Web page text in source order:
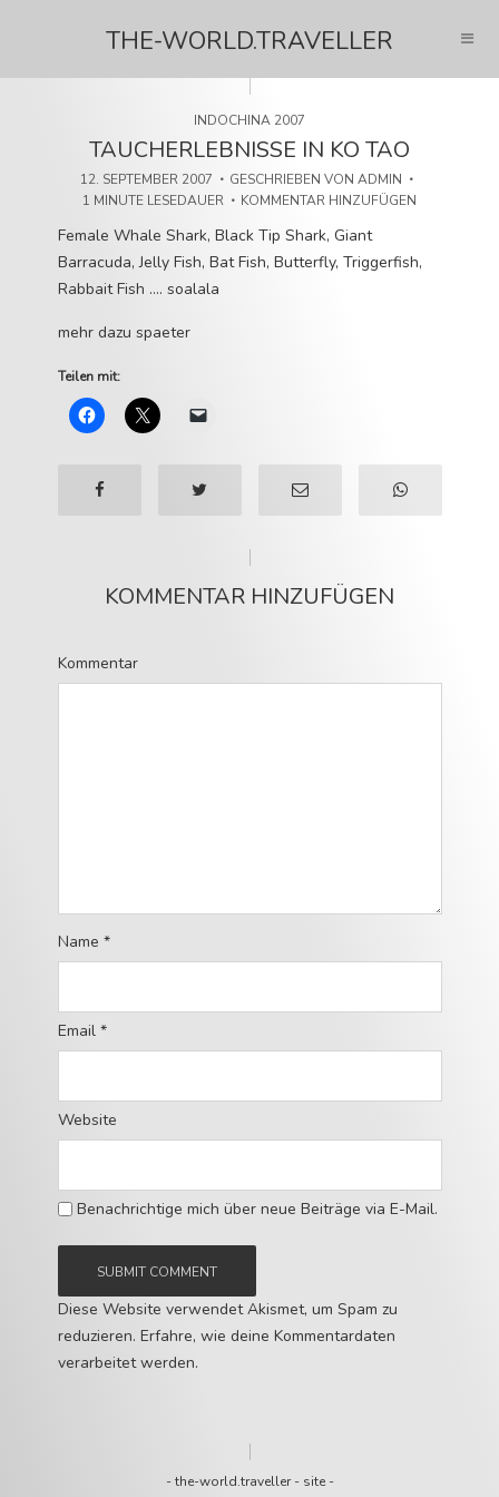
THE-WORLD.TRAVELLER
INDOCHINA 2007
TAUCHERLEBNISSE IN KO TAO
12. SEPTEMBER 2007 GESCHRIEBEN VON ADMIN
1 MINUTE LESEDAUER
KOMMENTAR HINZUFÜGEN
Female Whale Shark, Black Tip Shark, Giant
Barracuda, Jelly Fish, Bat Fish, Butterfly, Triggerfish,
Rabbait Fish …. soalala
mehr dazu spaeter
Teilen mit:
KOMMENTAR HINZUFÜGEN
Kommentar
Name *
Email *
Website
Benachrichtige mich über neue Beiträge via E-Mail.
Diese Website verwendet Akismet, um Spam zu
reduzieren. Erfahre, wie deine Kommentardaten
verarbeitet werden.
-the-world.traveller- site-